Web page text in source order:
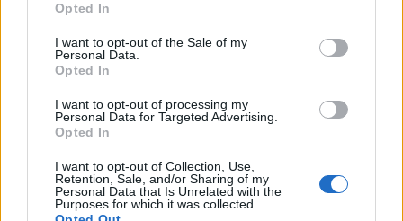
use your data for below specified purposes in below Google
consent section.
Opted In
I want to opt-out of the Sale of my
Personal Data.
Opted In
I want to opt-out of processing my
Personal Data for Targeted Advertising.
Opted In
I want to opt-out of Collection, Use,
Retention, Sale, and/or Sharing of my
Personal Data that Is Unrelated with the
Purposes for which it was collected.